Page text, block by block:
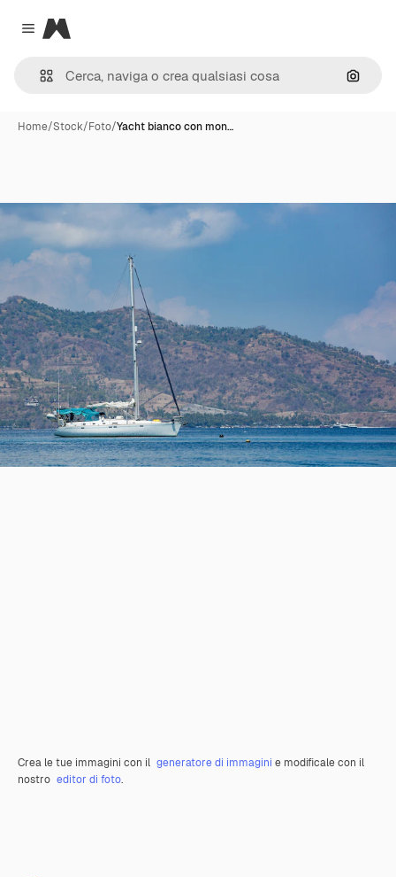
Close menu
Magnific
Cerca
Home/Stock/Foto/Yacht bianco con mon…
Crea le tue immagini con il generatore di immagini e modificale con il
nostro editor di foto.